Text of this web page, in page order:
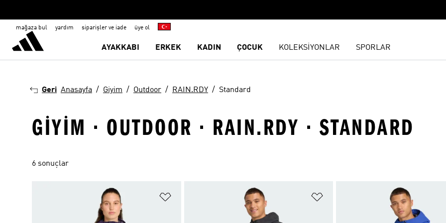
mağaza bul yardım siparişler ve iade üye ol
AYAKKABI ERKEK KADIN ÇOCUK KOLEKSİYONLAR SPORLAR
Geri Anasayfa Giyim Outdoor RAIN.RDY Standard
GIYIM · OUTDOOR · RAIN.RDY · STANDARD
6 sonuçlar
Favori Listesine Ekle Favori Listesine Ekle